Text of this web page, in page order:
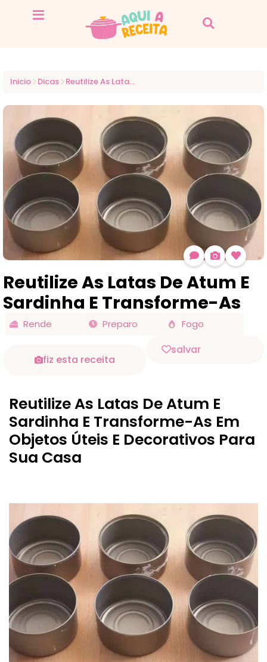
Inicio Dicas Reutilize As Latas De Atum E Sardinha E Transforme-As
Reutilize As Latas De Atum E
Sardinha E Transforme-As
Rende Preparo Fogo
fiz esta receita
salvar
Reutilize As Latas De Atum E
Sardinha E Transforme-As Em
Objetos Úteis E Decorativos Para
Sua Casa